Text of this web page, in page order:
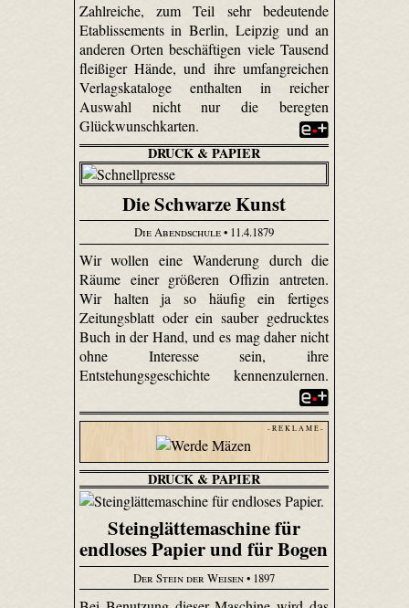
Zahlreiche, zum Teil sehr bedeutende
Etablissements in Berlin, Leipzig und an
anderen Orten beschäftigen viele Tausend
fleißiger Hände, und ihre umfangreichen
Verlagskataloge enthalten in reicher
Auswahl nicht nur die beregten
Glückwunschkarten.
DRUCK & PAPIER
Die Schwarze Kunst
Die Abendschule• 11.4.1879
Wir wollen eine Wanderung durch die
Räume einer größeren Offizin antreten.
Wir halten ja so häufig ein fertiges
Zeitungsblatt oder ein sauber gedrucktes
Buch in der Hand, und es mag daher nicht
ohne Interesse sein, ihre
Entstehungsgeschichte kennenzulernen.
- R E K L A M E -
DRUCK & PAPIER
Steinglättemaschine für
endloses Papier und für Bogen
Der Stein der Weisen• 1897